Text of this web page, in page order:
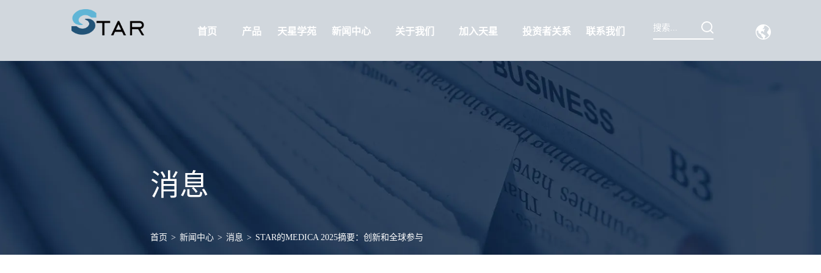
首页 产品 天星学苑 新闻中心 关于我们 加入天星 投资者关系 联系我们
消息
首页 > 新闻中心 > 消息 > STAR的MEDICA 2025摘要：创新和全球参与